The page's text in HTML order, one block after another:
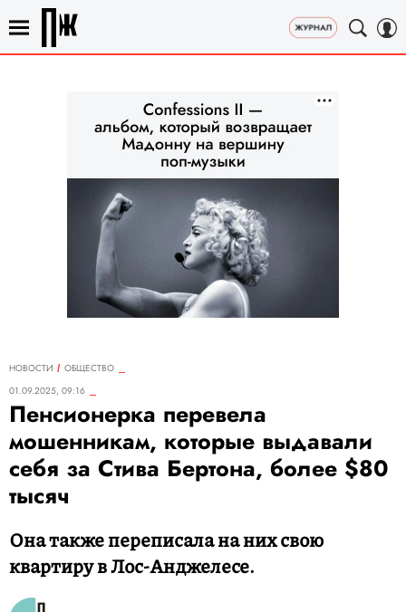
НОВОСТИ
ОБЩЕСТВО
01.09.2025, 09:16
Пенсионерка перевела
мошенникам, которые выдавали
себя за Стива Бертона, более $80
тысяч
Она также переписала на них свою
квартиру в Лос-Анджелесе.